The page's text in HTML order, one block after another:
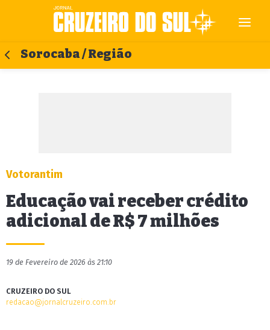
Sorocaba / Região
Votorantim
Educação vai receber crédito
adicional de R$ 7 milhões
19 de Fevereiro de 2026 às 21:10
CRUZEIRO DO SUL
redacao@jornalcruzeiro.com.br